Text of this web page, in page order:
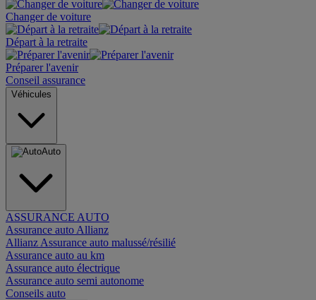
Changer de voiture
Départ à la retraite
Préparer l'avenir
Conseil assurance
Véhicules
Auto
ASSURANCE AUTO
Assurance auto Allianz
Allianz Assurance auto malussé/résilié
Assurance auto au km
Assurance auto électrique
Assurance auto semi autonome
Conseils auto